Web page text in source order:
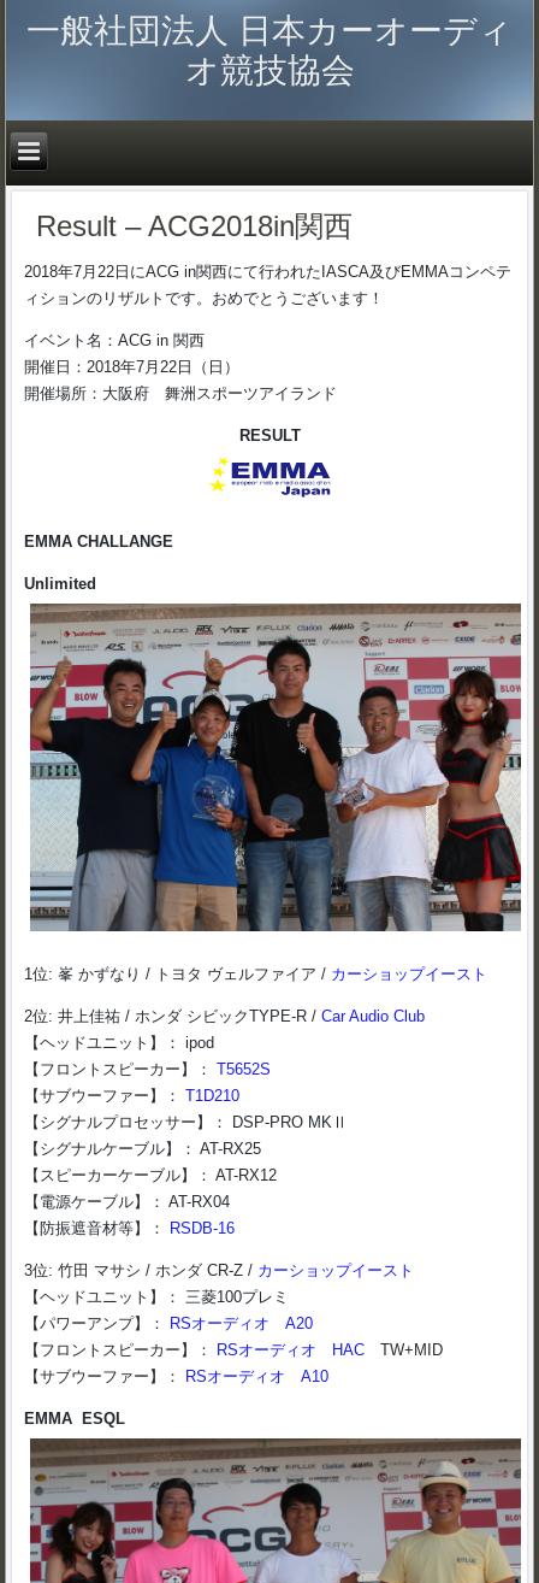
一般社団法人 日本カーオーディ
オ競技協会
Result – ACG2018in関西
2018年7月22日にACG in関西にて行われたIASCA及びEMMAコンペテ
ィションのリザルトです。おめでとうございます！
イベント名：ACG in 関西
開催日：2018年7月22日（日）
開催場所：大阪府 舞洲スポーツアイランド
RESULT
EMMA CHALLANGE
Unlimited
1位: 峯 かずなり / トヨタ ヴェルファイア / カーショップイースト
2位: 井上佳祐 / ホンダ シビックTYPE-R /Car Audio Club
【ヘッドユニット】： ipod
【フロントスピーカー】：T5652S
【サブウーファー】：T1D210
【シグナルプロセッサー】： DSP-PRO MKⅡ
【シグナルケーブル】： AT-RX25
【スピーカーケーブル】： AT-RX12
【電源ケーブル】： AT-RX04
【防振遮音材等】： RSDB-16
3位: 竹田 マサシ / ホンダ CR-Z / カーショップイースト
【ヘッドユニット】： 三菱100プレミ
【パワーアンプ】： RSオーディオ A20
【フロントスピーカー】： RSオーディオ HAC TW+MID
【サブウーファー】： RSオーディオ A10
EMMA ESQL